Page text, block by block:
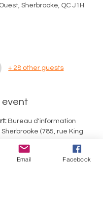
Sherbrooke, QC J1H
+ 28 other guests
event
Bureau d'information
(785, rue King
le stationnement de
fond de la rue Richmond.
Email Facebook